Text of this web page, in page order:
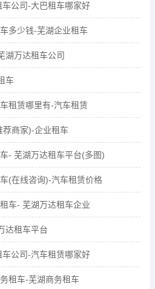
公司-大巴租车哪家好
多少钱-芜湖企业租车
湖万达租车公司
车
租赁哪里有-汽车租赁
荐商家)-企业租车
- 芜湖万达租车平台(多图)
(在线咨询)-汽车租赁价格
车- 芜湖万达租车企业
达租车平台
公司-汽车租赁哪家好
租车-芜湖商务租车